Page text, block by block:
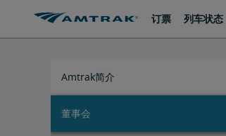
内
导
订票 列车状态
Amtrak简介
国家经济影响宣传册
各州概况介绍
利益相关方常见问答
董事会